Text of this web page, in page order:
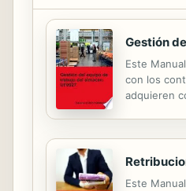
Gestión
Este
con los
adquieren
Este